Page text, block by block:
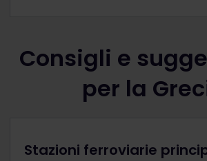
Consigli e
per la
Stazioni ferroviarie